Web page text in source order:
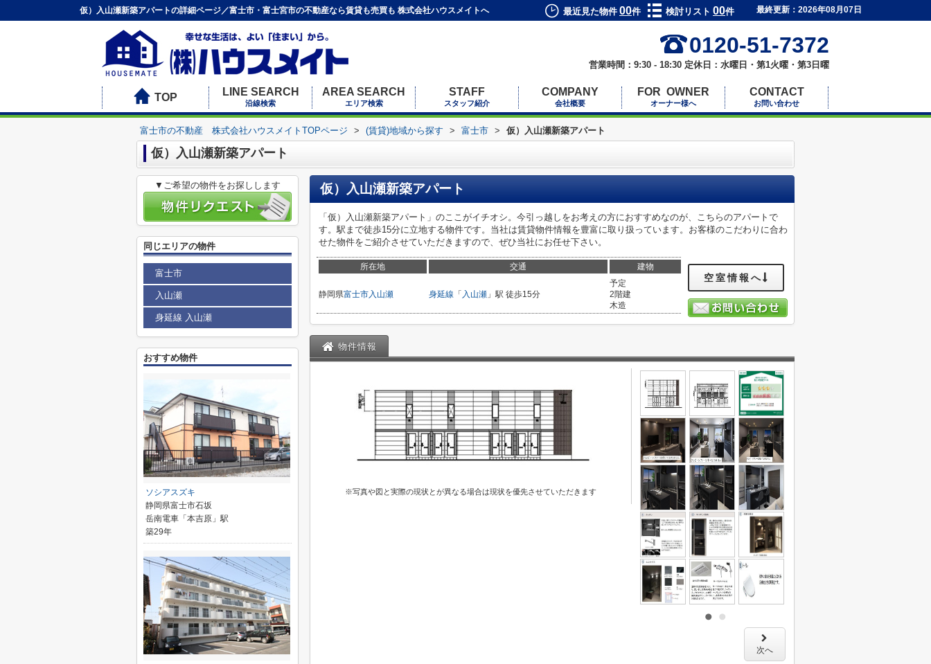
仮）入山瀬新築アパートの詳細ページ／富士市・富士宮市の不動産なら賃貸も売買も 株式会社ハウスメイトへ 最近見た物件 00件 検討リスト 00件 最終更新：2026年08月07日
0120-51-7372
営業時間：9:30 - 18:30 定休日：水曜日・第1火曜・第3日曜
TOP LINE SEARCH
沿線検索
AREA SEARCH
エリア検索
STAFF
スタッフ紹介
COMPANY
会社概要
FOR OWNER
オーナー様へ
CONTACT
お問い合わせ
富士市の不動産 株式会社ハウスメイトTOPページ > (賃貸)地域から探す > 富士市 > 仮）入山瀬新築アパート
仮）入山瀬新築アパート
仮）入山瀬新築アパート
「仮）入山瀬新築アパート」のここがイチオシ。今引っ越しをお考えの方におすすめなのが、こちらのアパートで
す。駅まで徒歩15分に立地する物件です。当社は賃貸物件情報を豊富に取り扱っています。お客様のこだわりに合わ
せた物件をご紹介させていただきますので、ぜひ当社にお任せ下さい。
所在地 交通 建物
静岡県富士市入山瀬 身延線 「 入山瀬 」駅 徒歩15分
予定
2階建
木造
空室情報へ
物件情報
※写真や図と実際の現状とが異なる場合は現状を優先させていただきます
次へ
▼ご希望の物件をお探しします
同じエリアの物件
富士市
入山瀬
身延線 入山瀬
おすすめ物件
ソシアスズキ
静岡県富士市石坂
岳南電車「本吉原」駅
築29年